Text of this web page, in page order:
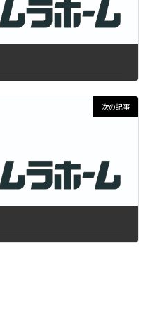
次の記事